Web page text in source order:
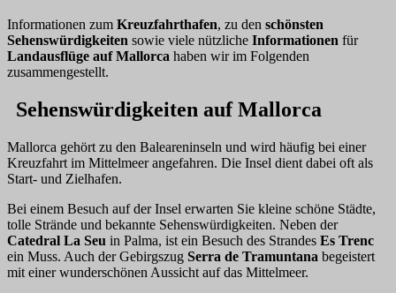
Informationen zum Kreuzfahrthafen, zu den schönsten
Sehenswürdigkeiten sowie viele nützliche Informationen für
Landausflüge auf Mallorca haben wir im Folgenden
zusammengestellt.
Sehenswürdigkeiten auf Mallorca
Mallorca gehört zu den Baleareninseln und wird häufig bei einer
Kreuzfahrt im Mittelmeer angefahren. Die Insel dient dabei oft als
Start- und Zielhafen.
Bei einem Besuch auf der Insel erwarten Sie kleine schöne Städte,
tolle Strände und bekannte Sehenswürdigkeiten. Neben der
Catedral La Seu in Palma, ist ein Besuch des Strandes Es Trenc
ein Muss. Auch der Gebirgszug Serra de Tramuntana begeistert
mit einer wunderschönen Aussicht auf das Mittelmeer.